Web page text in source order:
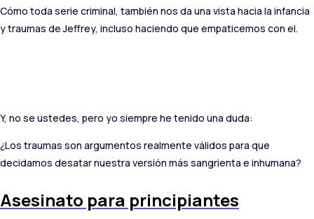
Cómo toda serie criminal, también nos da una vista hacia la infancia
y traumas de Jeffrey, incluso haciendo que empaticemos con el.
Y, no se ustedes, pero yo siempre he tenido una duda:
¿Los traumas son argumentos realmente válidos para que
decidamos desatar nuestra versión más sangrienta e inhumana?
Asesinato para principiantes